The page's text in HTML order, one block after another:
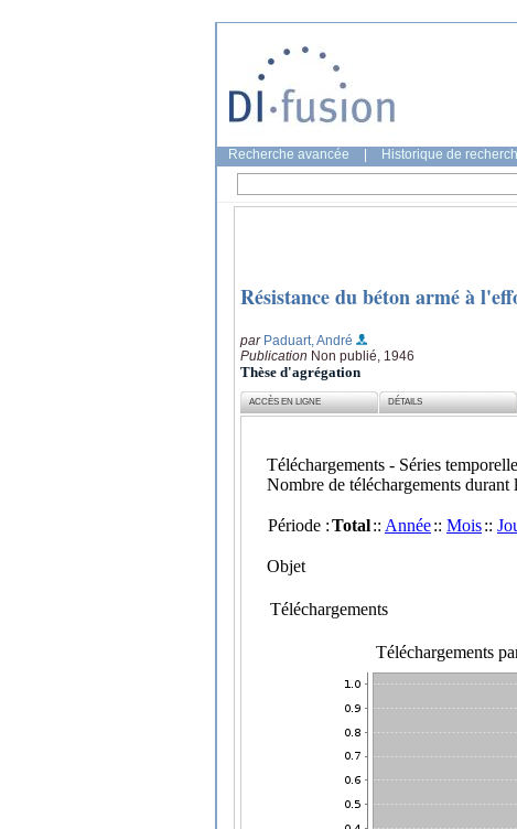
Recherche avancée Historique de
Résistance du béton armé à
par Paduart, André
Publication Non publié, 1946
Thèse d'agrégation
ACCÈS EN LIGNE DÉTAILS